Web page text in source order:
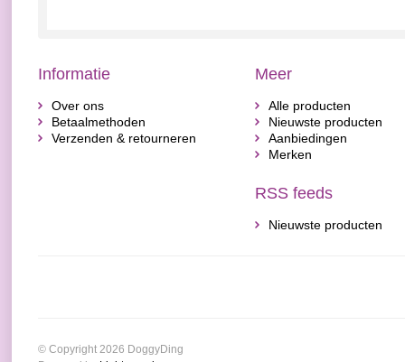
Informatie
Over ons
Betaalmethoden
Verzenden & retourneren
Meer
Alle producten
Nieuwste producten
Aanbiedingen
Merken
RSS feeds
Nieuwste producten
© Copyright 2026 DoggyDing